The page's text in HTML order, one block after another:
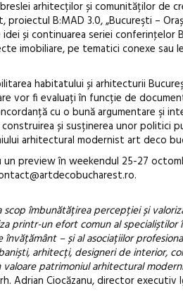
arhitecților și comunităților de
B:MAD 3.0, „Bucureşti –
și continuarea seriei conferinţelor
imobiliare, pe tematici conexe sau
habitatului și arhitecturii
vor fi evaluați în funcție de
cu o bună argumentare şi
și susținerea unor politici
arhitectural modernist art deco
preview în weekendul 25-27
îmbunătățirea percepției și
printr-un efort comun al specialiștilor
– și al asociațiilor
arhitecți, designeri de interior,
patrimoniul arhitectural
Adrian Ciocăzanu, director executiv